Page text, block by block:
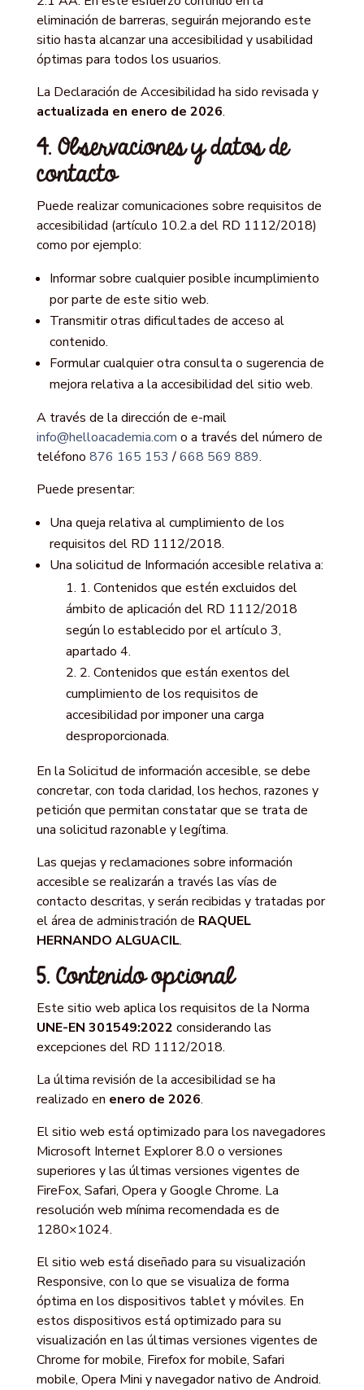
eliminación de barreras, seguirán mejorando este
sitio hasta alcanzar una accesibilidad y usabilidad
óptimas para todos los usuarios.
La Declaración de Accesibilidad ha sido revisada y
actualizada en enero de 2026.
4. Observaciones y datos de
contacto
Puede realizar comunicaciones sobre requisitos de
accesibilidad (artículo 10.2.a del RD 1112/2018)
como por ejemplo:
Informar sobre cualquier posible incumplimiento
por parte de este sitio web.
Transmitir otras dificultades de acceso al
contenido.
Formular cualquier otra consulta o sugerencia de
mejora relativa a la accesibilidad del sitio web.
A través de la dirección de e-mail
info@helloacademia.com o a través del número de
teléfono 876 165 153 /668 569 889.
Puede presentar:
Una queja relativa al cumplimiento de los
requisitos del RD 1112/2018.
Una solicitud de Información accesible relativa a:
1. Contenidos que estén excluidos del
ámbito de aplicación del RD 1112/2018
según lo establecido por el artículo 3,
apartado 4.
2. Contenidos que están exentos del
cumplimiento de los requisitos de
accesibilidad por imponer una carga
desproporcionada.
En la Solicitud de información accesible, se debe
concretar, con toda claridad, los hechos, razones y
petición que permitan constatar que se trata de
una solicitud razonable y legítima.
Las quejas y reclamaciones sobre información
accesible se realizarán a través las vías de
contacto descritas, y serán recibidas y tratadas por
el área de administración de RAQUEL
HERNANDO ALGUACIL.
5. Contenido opcional
Este sitio web aplica los requisitos de la Norma
UNE-EN 301549:2022 considerando las
excepciones del RD 1112/2018.
La última revisión de la accesibilidad se ha
realizado en enero de 2026.
El sitio web está optimizado para los navegadores
Microsoft Internet Explorer 8.0 o versiones
superiores y las últimas versiones vigentes de
FireFox, Safari, Opera y Google Chrome. La
resolución web mínima recomendada es de
1280×1024.
El sitio web está diseñado para su visualización
Responsive, con lo que se visualiza de forma
óptima en los dispositivos tablet y móviles. En
estos dispositivos está optimizado para su
visualización en las últimas versiones vigentes de
Chrome for mobile, Firefox for mobile, Safari
mobile, Opera Mini y navegador nativo de Android.